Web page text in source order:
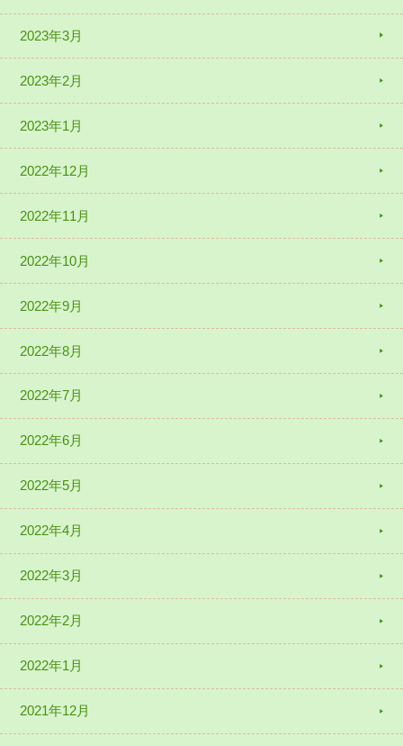
2023年3月
2023年2月
2023年1月
2022年12月
2022年11月
2022年10月
2022年9月
2022年8月
2022年7月
2022年6月
2022年5月
2022年4月
2022年3月
2022年2月
2022年1月
2021年12月